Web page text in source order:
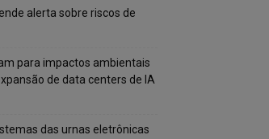
alerta sobre riscos de
para impactos ambientais
de data centers de IA
das urnas eletrônicas